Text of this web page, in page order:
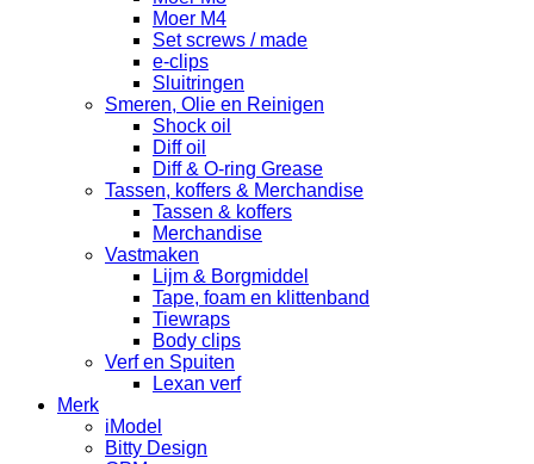
Moer M4
Set screws / made
e-clips
Sluitringen
Smeren, Olie en Reinigen
Shock oil
Diff oil
Diff & O-ring Grease
Tassen, koffers & Merchandise
Tassen & koffers
Merchandise
Vastmaken
Lijm & Borgmiddel
Tape, foam en klittenband
Tiewraps
Body clips
Verf en Spuiten
Lexan verf
Merk
iModel
Bitty Design